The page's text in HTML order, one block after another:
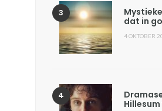
dat in
4 OKTOBER